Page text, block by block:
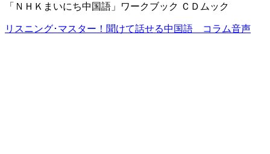
「ＮＨＫまいにち中国語」ワークブック ＣＤムック
リスニング･マスター！聞けて話せる中国語 コラム音声